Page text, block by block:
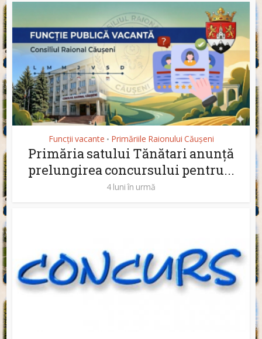
Funcții vacante • Primăriile Raionului Căușeni
Primăria satului Tănătari anunță
prelungirea concursului pentru...
4 luni în urmă